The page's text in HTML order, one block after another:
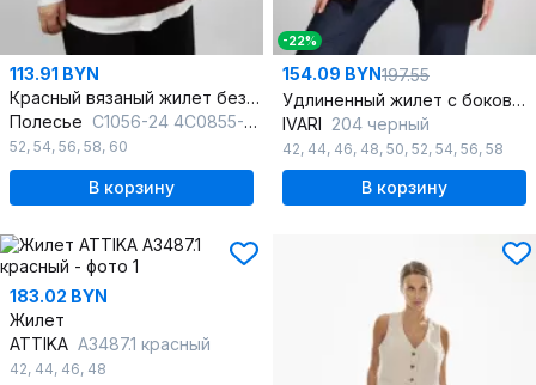
113.91 BYN
Красный вязаный жилет без боковых швов для ежедневного использования
Полесье С1056-24 4С0855-Д43 158,164 св.бордовый
52, 54, 56, 58, 60
В корзину
-22%
154.09 BYN197.55
Удлиненный жилет с боковыми карманами и лацканами
IVARI 204 черный
42, 44, 46, 48, 50, 52, 54, 56, 58
В корзину
183.02 BYN
Жилет
ATTIKA A3487.1 красный
42, 44, 46, 48